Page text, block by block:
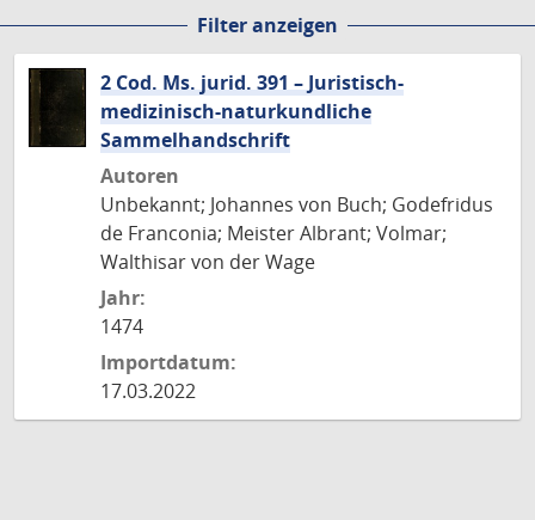
Filter anzeigen
2 Cod. Ms. jurid. 391 – Juristisch-
medizinisch-naturkundliche
Sammelhandschrift
Autoren
Unbekannt; Johannes von Buch; Godefridus
de Franconia; Meister Albrant; Volmar;
Walthisar von der Wage
Jahr:
1474
Importdatum:
17.03.2022